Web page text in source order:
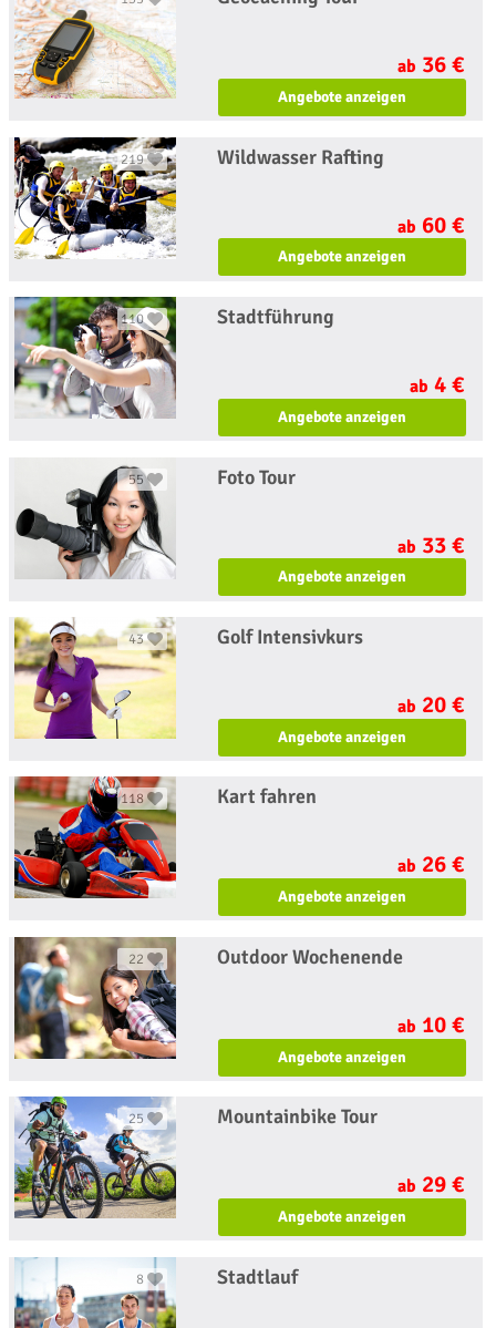
ab 36 €
Angebote anzeigen
219 Wildwasser Rafting
ab 60 €
Angebote anzeigen
110 Stadtführung
ab 4 €
Angebote anzeigen
55 Foto Tour
ab 33 €
Angebote anzeigen
43 Golf Intensivkurs
ab 20 €
Angebote anzeigen
118 Kart fahren
ab 26 €
Angebote anzeigen
22 Outdoor Wochenende
ab 10 €
Angebote anzeigen
25 Mountainbike Tour
ab 29 €
Angebote anzeigen
8 Stadtlauf